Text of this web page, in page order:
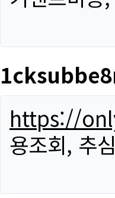
https://
용조회, 추